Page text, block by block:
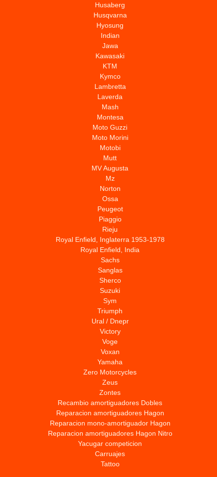
Husaberg
Husqvarna
Hyosung
Indian
Jawa
Kawasaki
KTM
Kymco
Lambretta
Laverda
Mash
Montesa
Moto Guzzi
Moto Morini
Motobi
Mutt
MV Augusta
Mz
Norton
Ossa
Peugeot
Piaggio
Rieju
Royal Enfield, Inglaterra 1953-1978
Royal Enfield, India
Sachs
Sanglas
Sherco
Suzuki
Sym
Triumph
Ural / Dnepr
Victory
Voge
Voxan
Yamaha
Zero Motorcycles
Zeus
Zontes
Recambio amortiguadores Dobles
Reparacion amortiguadores Hagon
Reparacion mono-amortiguador Hagon
Reparacion amortiguadores Hagon Nitro
Yacugar competicion
Carruajes
Tattoo